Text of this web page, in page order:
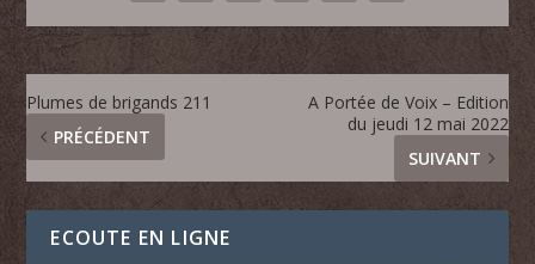
Plumes de brigands 211
PRÉCÉDENT
A Portée de Voix – Edition
du jeudi 12 mai 2022
SUIVANT
ECOUTE EN LIGNE